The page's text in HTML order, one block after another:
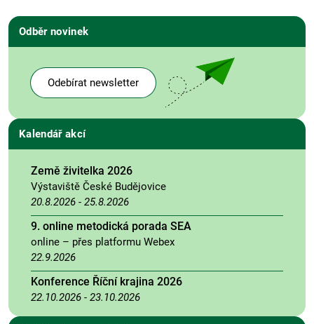
Odběr novinek
Odebírat newsletter
Kalendář akcí
Země živitelka 2026
Výstaviště České Budějovice
20.8.2026 - 25.8.2026
9. online metodická porada SEA
online – přes platformu Webex
22.9.2026
Konference Říční krajina 2026
22.10.2026 - 23.10.2026